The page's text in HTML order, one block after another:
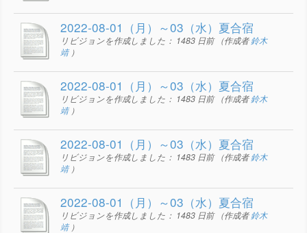
2022-08-01（月）～03（水）夏合宿
リビジョンを作成しました： 1483 日前（作成者鈴木
靖）
2022-08-01（月）～03（水）夏合宿
リビジョンを作成しました： 1483 日前（作成者鈴木
靖）
2022-08-01（月）～03（水）夏合宿
リビジョンを作成しました： 1483 日前（作成者鈴木
靖）
2022-08-01（月）～03（水）夏合宿
リビジョンを作成しました： 1483 日前（作成者鈴木
靖）